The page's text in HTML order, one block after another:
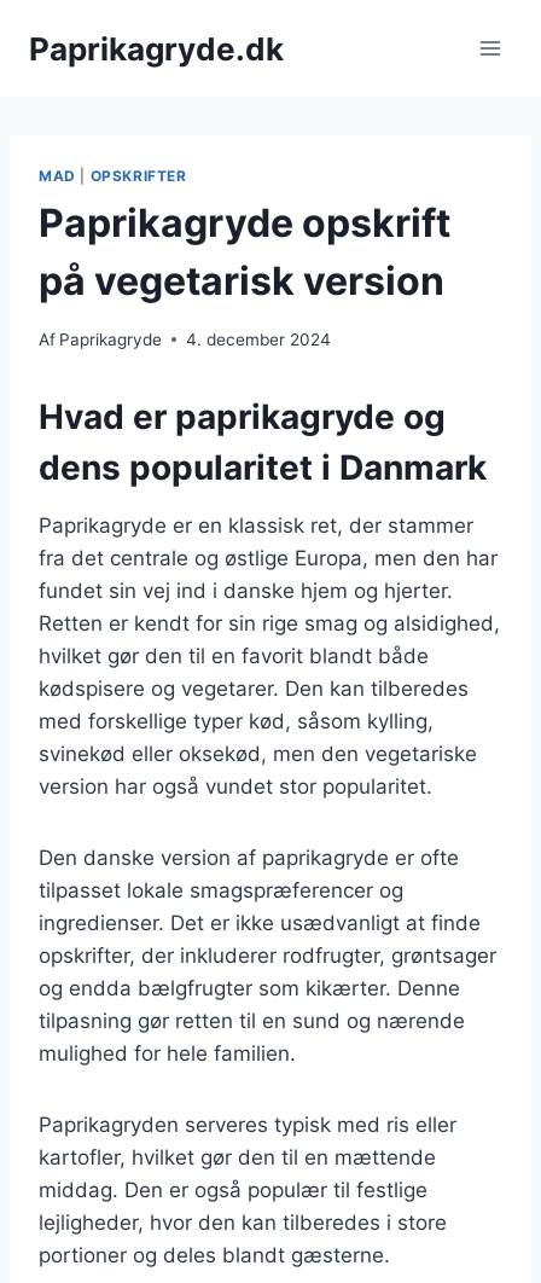
Paprikagryde.dk
MAD OPSKRIFTER
Paprikagryde opskrift
på vegetarisk version
Af Paprikagryde 4. december 2024
Hvad er paprikagryde og
dens popularitet i Danmark
Paprikagryde er en klassisk ret, der stammer
fra det centrale og østlige Europa, men den har
fundet sin vej ind i danske hjem og hjerter.
Retten er kendt for sin rige smag og alsidighed,
hvilket gør den til en favorit blandt både
kødspisere og vegetarer. Den kan tilberedes
med forskellige typer kød, såsom kylling,
svinekød eller oksekød, men den vegetariske
version har også vundet stor popularitet.
Den danske version af paprikagryde er ofte
tilpasset lokale smagspræferencer og
ingredienser. Det er ikke usædvanligt at finde
opskrifter, der inkluderer rodfrugter, grøntsager
og endda bælgfrugter som kikærter. Denne
tilpasning gør retten til en sund og nærende
mulighed for hele familien.
Paprikagryden serveres typisk med ris eller
kartofler, hvilket gør den til en mættende
middag. Den er også populær til festlige
lejligheder, hvor den kan tilberedes i store
portioner og deles blandt gæsterne.